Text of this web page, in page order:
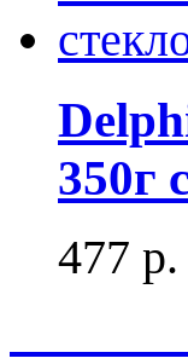
350г
477 р.